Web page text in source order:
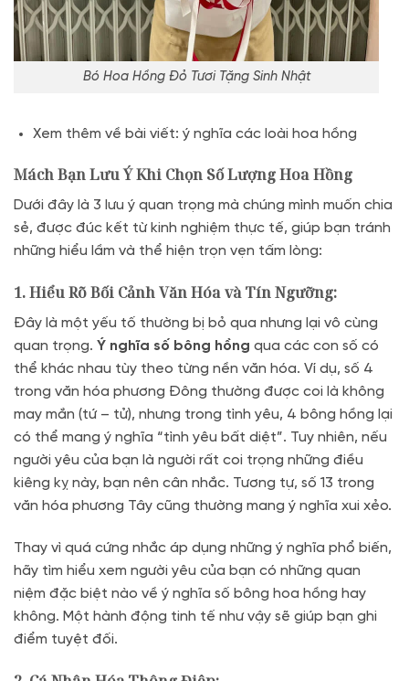
Bó Hoa Hồng Đỏ Tươi Tặng Sinh Nhật
Xem thêm về bài viết: ý nghĩa các loài hoa hồng
Mách Bạn Lưu Ý Khi Chọn Số Lượng Hoa Hồng
Dưới đây là 3 lưu ý quan trọng mà chúng mình muốn chia
sẻ, được đúc kết từ kinh nghiệm thực tế, giúp bạn tránh
những hiểu lầm và thể hiện trọn vẹn tấm lòng:
1. Hiểu Rõ Bối Cảnh Văn Hóa và Tín Ngưỡng:
Đây là một yếu tố thường bị bỏ qua nhưng lại vô cùng
quan trọng. Ý nghĩa số bông hồng qua các con số có
thể khác nhau tùy theo từng nền văn hóa. Ví dụ, số 4
trong văn hóa phương Đông thường được coi là không
may mắn (tứ – tử), nhưng trong tình yêu, 4 bông hồng lại
có thể mang ý nghĩa “tình yêu bất diệt”. Tuy nhiên, nếu
người yêu của bạn là người rất coi trọng những điều
kiêng kỵ này, bạn nên cân nhắc. Tương tự, số 13 trong
văn hóa phương Tây cũng thường mang ý nghĩa xui xẻo.
Thay vì quá cứng nhắc áp dụng những ý nghĩa phổ biến,
hãy tìm hiểu xem người yêu của bạn có những quan
niệm đặc biệt nào về ý nghĩa số bông hoa hồng hay
không. Một hành động tinh tế như vậy sẽ giúp bạn ghi
điểm tuyệt đối.